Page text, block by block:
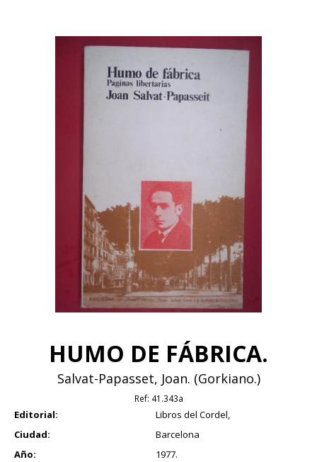
HUMO DE FÁBRICA.
Salvat-Papasset, Joan. (Gorkiano.)
Ref: 41.343a
Editorial:
Libros del Cordel,
Ciudad:
Barcelona
Año:
1977.